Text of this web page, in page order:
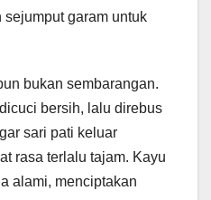
garam untuk
bukan sembarangan.
bersih, lalu direbus
sari pati keluar
rasa terlalu tajam. Kayu
alami, menciptakan